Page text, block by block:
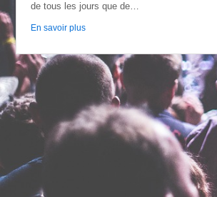
de tous les jours que de…
En savoir plus